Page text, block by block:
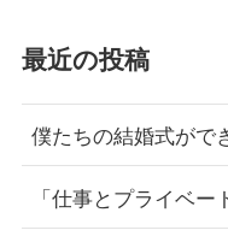
最近の投稿
僕たちの結婚式がで
「仕事とプライベ